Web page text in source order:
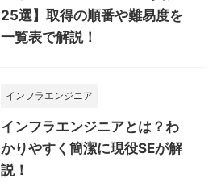
25選】取得の順番や難易度を
一覧表で解説！
インフラエンジニア
インフラエンジニアとは？わ
かりやすく簡潔に現役SEが解
説！